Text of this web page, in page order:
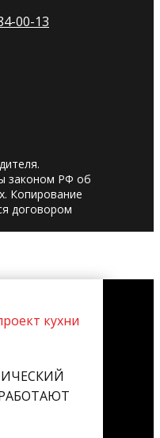
00-13
законом РФ об
Копирование
договором
кухни